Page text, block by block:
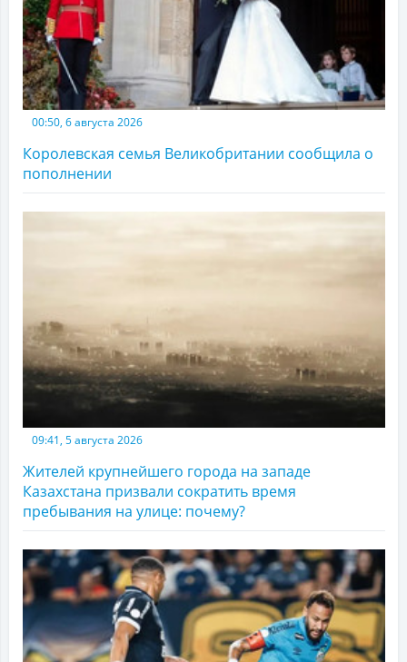
00:50, 6 августа 2026
Королевская семья Великобритании сообщила о
пополнении
09:41, 5 августа 2026
Жителей крупнейшего города на западе
Казахстана призвали сократить время
пребывания на улице: почему?